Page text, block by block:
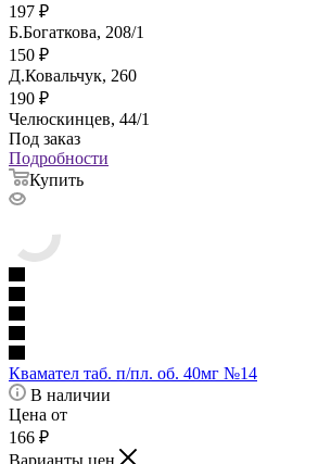
197 ₽
Б.Богаткова, 208/1
150 ₽
Д.Ковальчук, 260
190 ₽
Челюскинцев, 44/1
Под заказ
Подробности
Купить
Квамател таб. п/пл. об. 40мг №14
В наличии
Цена от
166 ₽